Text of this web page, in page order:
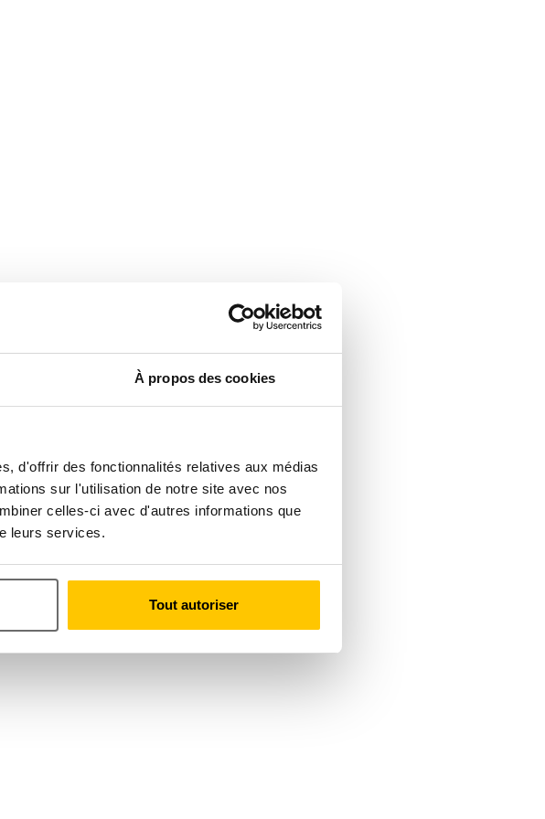
À propos des cookies
d'offrir des fonctionnalités relatives aux médias
sur l'utilisation de notre site avec nos
celles-ci avec d'autres informations que
leurs services.
Tout autoriser